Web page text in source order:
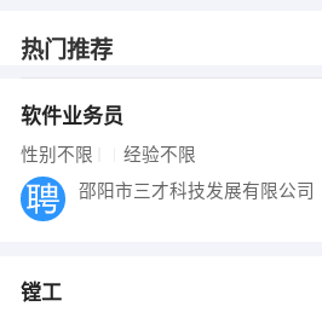
【邵阳市洛贝科技有
热门推荐
软件业务员
性别不限 经验不限
邵阳市三才科技发展有限公司
镗工